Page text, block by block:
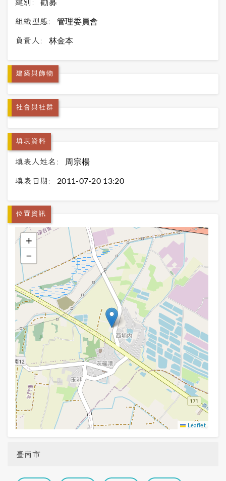
建別: 勸募
組織型態: 管理委員會
負責人: 林金本
建築與飾物
社會與社群
填表資料
填表人姓名: 周宗楊
填表日期: 2011-07-20 13:20
位置資訊
+
−
Leaflet
臺南市